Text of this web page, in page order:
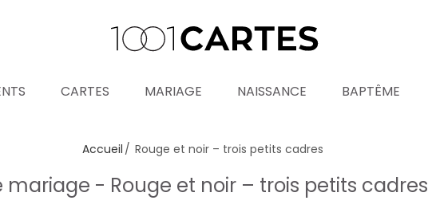
CARTES MARIAGE NAISSANCE BAPTÊME
Accueil Rouge et noir – trois petits cadres
- Rouge et noir – trois petits cadres